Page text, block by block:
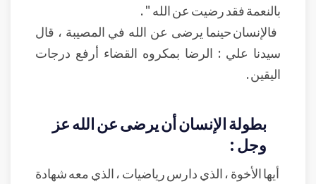
بالنعمة فقد رضيت عن الله " .
فالإنسان حينما يرضى عن الله في المصيبة ، قال
سيدنا علي : الرضا بمكروه القضاء أرفع درجات
اليقين .
بطولة الإنسان أن يرضى عن الله عز
وجل :
أيها الأخوة ، الذي دارس رياضيات ، الذي معه شهادة